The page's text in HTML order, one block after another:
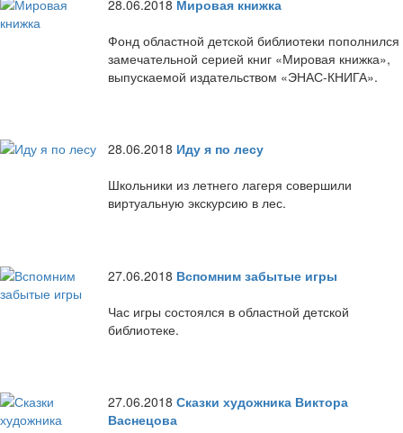
28.06.2018 Мировая книжка
Фонд областной детской библиотеки пополнился
замечательной серией книг «Мировая книжка»,
выпускаемой издательством «ЭНАС-КНИГА».
28.06.2018 Иду я по лесу
Школьники из летнего лагеря совершили
виртуальную экскурсию в лес.
27.06.2018 Вспомним забытые игры
Час игры состоялся в областной детской
библиотеке.
27.06.2018 Сказки художника Виктора
Васнецова